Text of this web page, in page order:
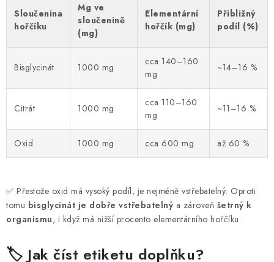
Sloučenina
hořčíku
Mg ve
sloučenině
(mg)
Elementární
hořčík (mg)
Přibližný
podíl (%)
Bisglycinát 1000 mg
cca 140–160
mg
~14–16 %
Citrát 1000 mg
cca 110–160
mg
~11–16 %
Oxid 1000 mg cca 600 mg až 60 %
✅ Přestože oxid má vysoký podíl, je nejméně vstřebatelný. Oproti
tomu bisglycinát je dobře vstřebatelný a zároveň šetrný k
organismu, i když má nižší procento elementárního hořčíku.
🏷️ Jak číst etiketu doplňku?